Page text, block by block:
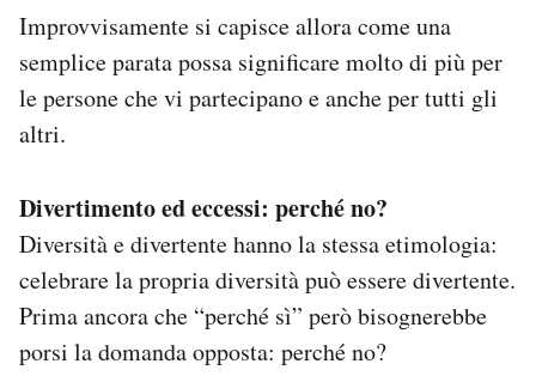
Improvvisamente si capisce allora come una
semplice parata possa significare molto di più per
le persone che vi partecipano e anche per tutti gli
altri.
Divertimento ed eccessi: perché no?
Diversità e divertente hanno la stessa etimologia:
celebrare la propria diversità può essere divertente.
Prima ancora che “perché sì” però bisognerebbe
porsi la domanda opposta: perché no?